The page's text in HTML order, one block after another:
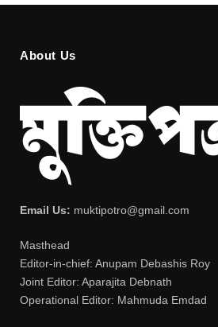
About Us
Email Us: muktipotro@gmail.com
Masthead
Editor-in-chief: Anupam Debashis Roy
Joint Editor: Aparajita Debnath
Operational Editor: Mahmuda Emdad